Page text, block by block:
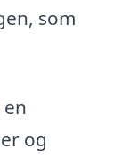
som
og